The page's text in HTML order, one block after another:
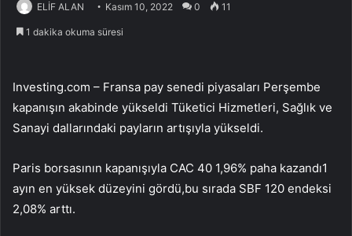
ELİF ALAN Kasım 10, 2022 0 11
1 dakika okuma süresi
Investing.com – Fransa pay senedi piyasaları Perşembe
kapanışın akabinde yükseldi Tüketici Hizmetleri, Sağlık ve
Sanayi dallarındaki payların artışıyla yükseldi.
Paris borsasının kapanışıyla CAC 40 1,96% paha kazandı1
ayın en yüksek düzeyini gördü,bu sırada SBF 120 endeksi
2,08% arttı.